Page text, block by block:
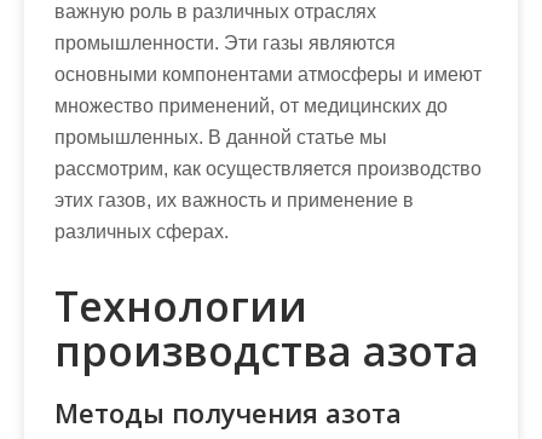
важную роль в различных отраслях
промышленности. Эти газы являются
основными компонентами атмосферы и имеют
множество применений, от медицинских до
промышленных. В данной статье мы
рассмотрим, как осуществляется производство
этих газов, их важность и применение в
различных сферах.
Технологии
производства азота
Методы получения азота